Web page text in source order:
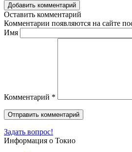
Добавить комментарий
Оставить комментарий
Комментарии появляются на сайте
Имя
Комментарий *
Задать вопрос!
Информация о Токио